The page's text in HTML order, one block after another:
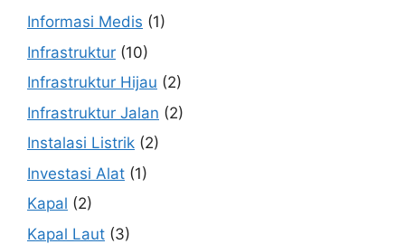
Informasi Medis (1)
Infrastruktur (10)
Infrastruktur Hijau (2)
Infrastruktur Jalan (2)
Instalasi Listrik (2)
Investasi Alat (1)
Kapal (2)
Kapal Laut (3)